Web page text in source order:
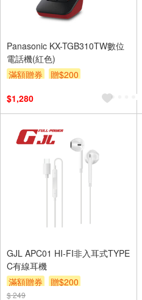
Panasonic KX-TGB310TW數位
電話機(紅色)
滿額贈券
贈$200
$1,280
GJL APC01 HI-FI非入耳式TYPE
C有線耳機
滿額贈券
贈$200
$ 249